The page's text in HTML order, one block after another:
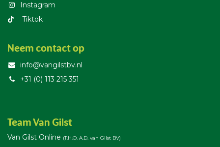
Instagram
T​iktok
Neem contact op
info@vangilstbv.nl
+31 (0) 113 215 351
Team Van Gilst
Van Gilst Online (T.H.O. A.D. van Gilst BV)